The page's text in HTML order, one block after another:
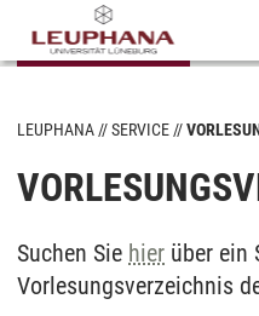
LEUPHANA SERVICE
Suchen Sie hier über ein
Vorlesungsverzeichnis